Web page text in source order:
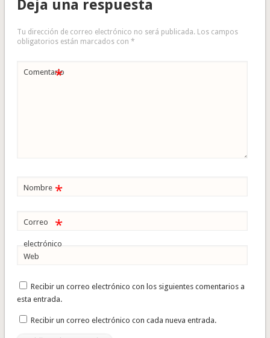
Deja una respuesta
Tu dirección de correo electrónico no será publicada. Los campos
obligatorios están marcados con *
Comentario
*
Nombre *
Correo
electrónico
*
Web
Recibir un correo electrónico con los siguientes comentarios a
esta entrada.
Recibir un correo electrónico con cada nueva entrada.